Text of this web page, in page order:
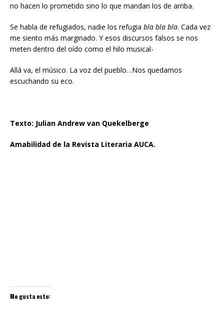
no hacen lo prometido sino lo que mandan los de arriba.
Se habla de refugiados, nadie los refugia bla bla bla. Cada vez
me siento más marginado. Y esos discursos falsos se nos
meten dentro del oído como el hilo musical-
Allá va, el músico. La voz del pueblo…Nos quedamos
escuchando su eco.
Texto: Julian Andrew van Quekelberge
Amabilidad de la Revista Literaria AUCA.
Me gusta esto: